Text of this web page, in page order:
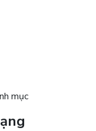
mục